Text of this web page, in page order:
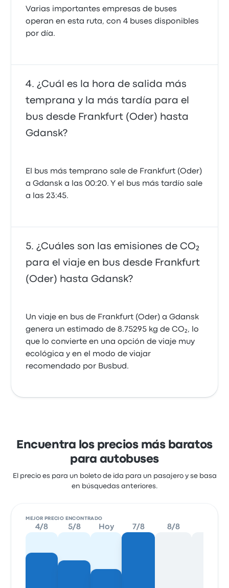
Varias importantes empresas de buses
operan en esta ruta, con 4 buses disponibles
por día.
¿Cuál es la hora de salida más
temprana y la más tardía para el
bus desde Frankfurt (Oder) hasta
Gdansk?
El bus más temprano sale de Frankfurt (Oder)
a Gdansk a las 00:20. Y el bus más tardío sale
a las 23:45.
¿Cuáles son las emisiones de CO₂
para el viaje en bus desde Frankfurt
(Oder) hasta Gdansk?
Un viaje en bus de Frankfurt (Oder) a Gdansk
genera un estimado de 8.75295 kg de CO₂, lo
que lo convierte en una opción de viaje muy
ecológica y en el modo de viajar
recomendado por Busbud.
Encuentra los precios más baratos
para autobuses
El precio es para un boleto de ida para un pasajero y se basa
en búsquedas anteriores.
MEJOR PRECIO ENCONTRADO
4/8 5/8 Hoy 7/8 8/8